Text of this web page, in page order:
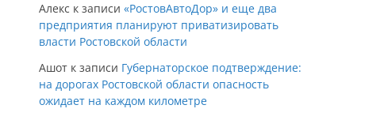
Алекс к записи «РостовАвтоДор» и еще два
предприятия планируют приватизировать
власти Ростовской области
Ашот к записи Губернаторское подтверждение:
на дорогах Ростовской области опасность
ожидает на каждом километре